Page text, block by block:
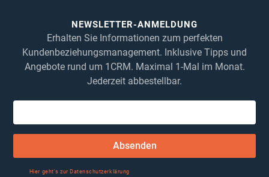
NEWSLETTER-ANMELDUNG
Erhalten Sie Informationen zum perfekten
Kundenbeziehungsmanagement. Inklusive Tipps und
Angebote rund um 1CRM. Maximal 1-Mal im Monat.
Jederzeit abbestellbar.
Absenden
Hier geht's zur Datenschutzerklärung